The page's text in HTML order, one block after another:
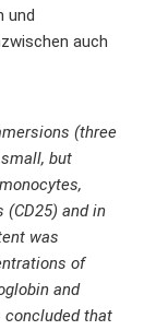
und
auch
(three
but
and in
was
of
and
concluded that